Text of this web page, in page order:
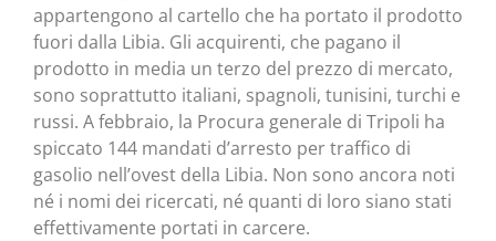
appartengono al cartello che ha portato il prodotto
fuori dalla Libia. Gli acquirenti, che pagano il
prodotto in media un terzo del prezzo di mercato,
sono soprattutto italiani, spagnoli, tunisini, turchi e
russi. A febbraio, la Procura generale di Tripoli ha
spiccato 144 mandati d’arresto per traffico di
gasolio nell’ovest della Libia. Non sono ancora noti
né i nomi dei ricercati, né quanti di loro siano stati
effettivamente portati in carcere.